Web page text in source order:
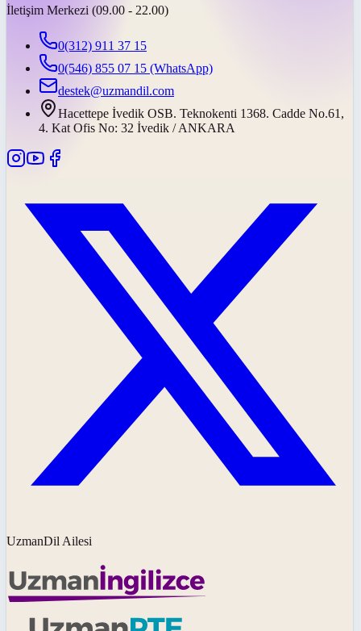
İletişim Merkezi (09.00 - 22.00)
0(312) 911 37 15
0(546) 855 07 15 (WhatsApp)
destek@uzmandil.com
Hacettepe İvedik OSB. Teknokenti 1368. Cadde No.61,
4. Kat Ofis No: 32 İvedik / ANKARA
UzmanDil Ailesi